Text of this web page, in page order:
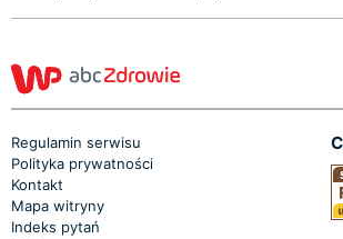
Regulamin serwisu
Polityka prywatności
Kontakt
Mapa witryny
Indeks pytań